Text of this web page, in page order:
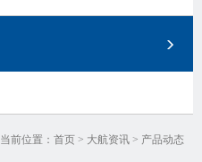
当前位置： 首页 > 大航资讯 > 产品动态